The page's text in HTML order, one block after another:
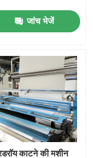
जांच भेजें
काटने की मशीन